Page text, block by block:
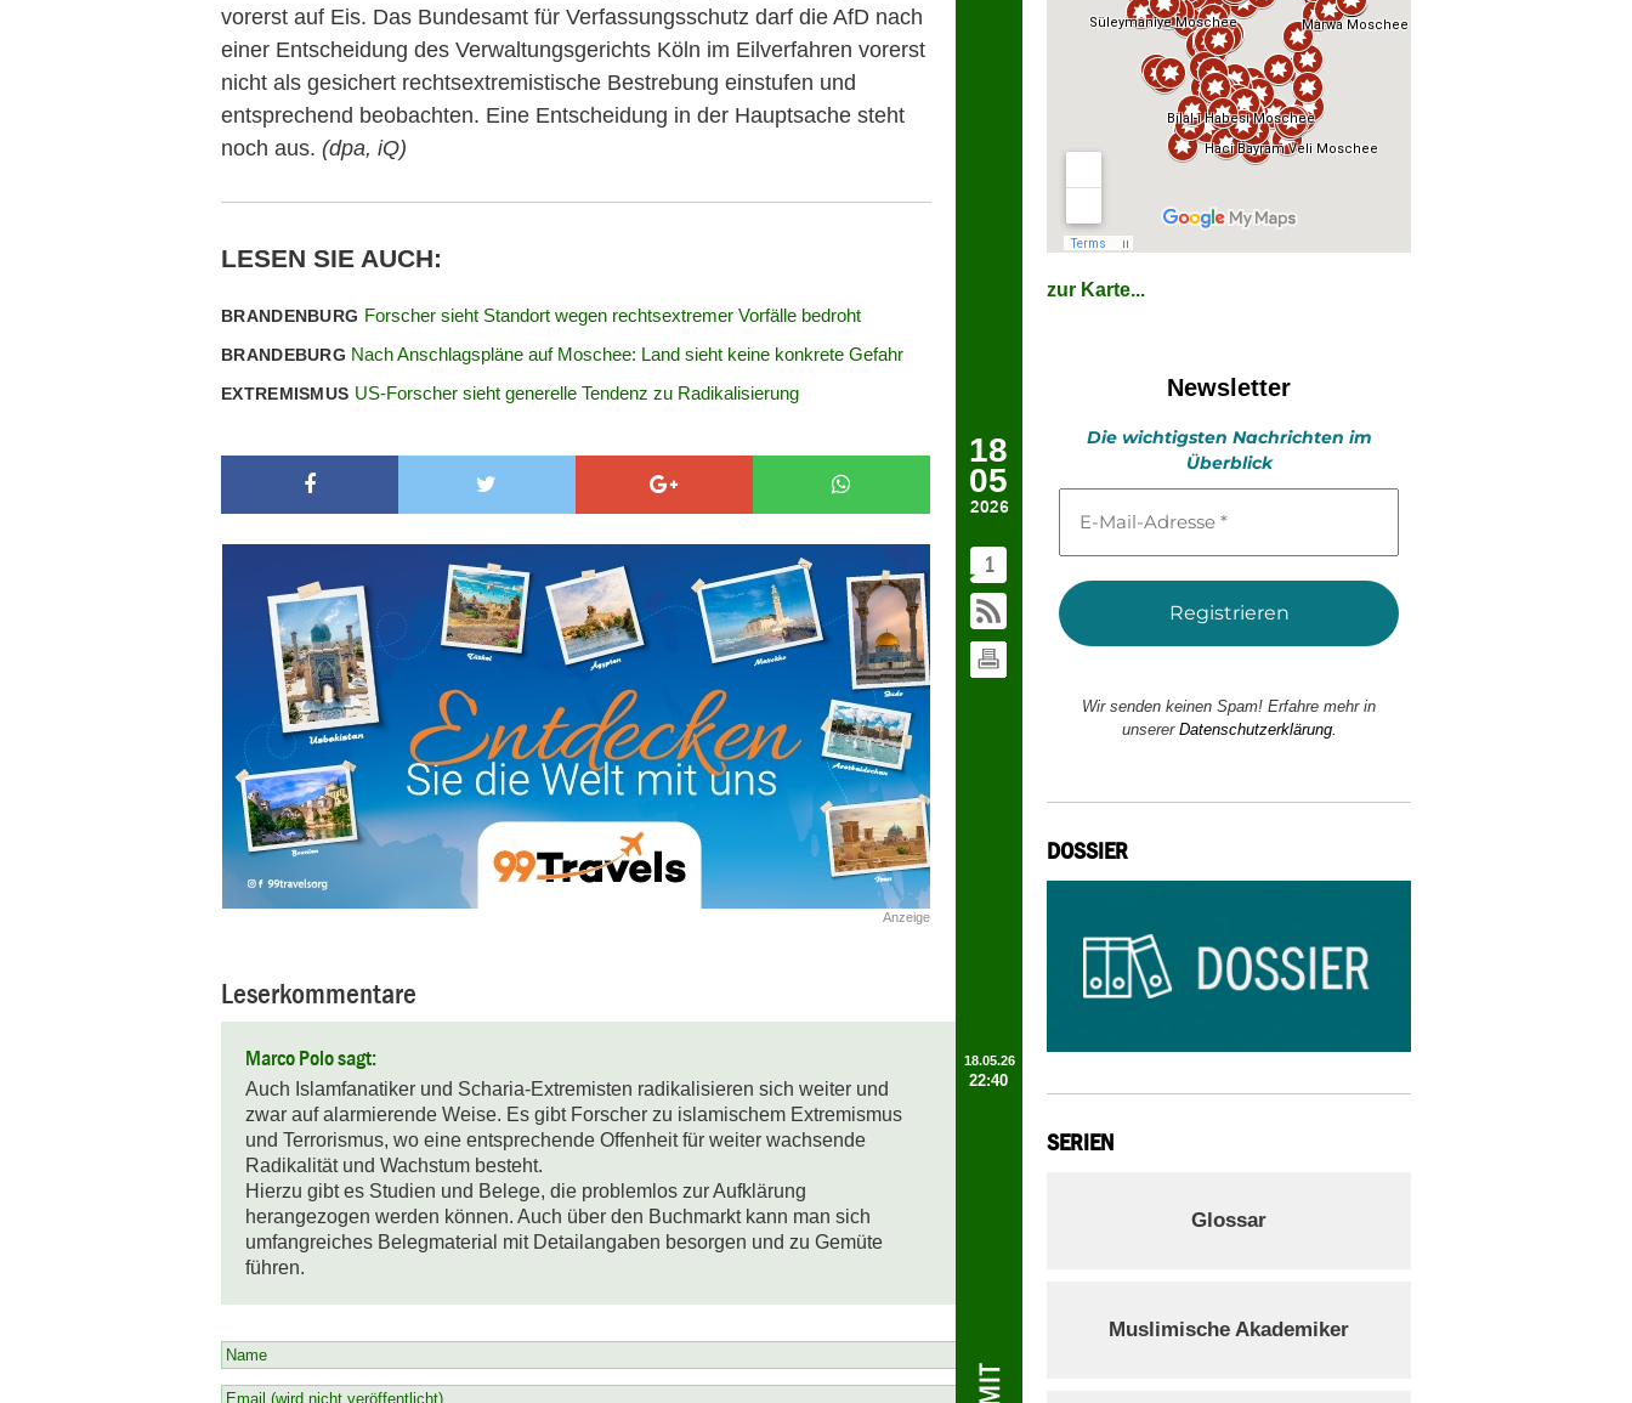
18
05
2026
1
vorerst auf Eis. Das Bundesamt für Verfassungsschutz darf die AfD nach
einer Entscheidung des Verwaltungsgerichts Köln im Eilverfahren vorerst
nicht als gesichert rechtsextremistische Bestrebung einstufen und
entsprechend beobachten. Eine Entscheidung in der Hauptsache steht
noch aus. (dpa, iQ)
LESEN SIE AUCH:
BRANDENBURG Forscher sieht Standort wegen rechtsextremer Vorfälle bedroht
BRANDEBURG Nach Anschlagspläne auf Moschee: Land sieht keine konkrete Gefahr
EXTREMISMUS US-Forscher sieht generelle Tendenz zu Radikalisierung
Anzeige
Leserkommentare
Marco Polo sagt:
Auch Islamfanatiker und Scharia-Extremisten radikalisieren sich weiter und
zwar auf alarmierende Weise. Es gibt Forscher zu islamischem Extremismus
und Terrorismus, wo eine entsprechende Offenheit für weiter wachsende
Radikalität und Wachstum besteht.
Hierzu gibt es Studien und Belege, die problemlos zur Aufklärung
herangezogen werden können. Auch über den Buchmarkt kann man sich
umfangreiches Belegmaterial mit Detailangaben besorgen und zu Gemüte
führen.
18.05.26
22:40
zur Karte...
Newsletter
Die wichtigsten Nachrichten im
Überblick
Mail-
*
Wir senden keinen Spam! Erfahre mehr in
unserer Datenschutzerklärung.
DOSSIER
SERIEN
Glossar
Muslimische Akademiker